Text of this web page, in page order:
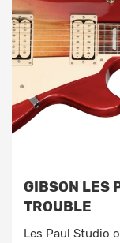
GIBSON LES
TROUBLE
Les Paul Studio